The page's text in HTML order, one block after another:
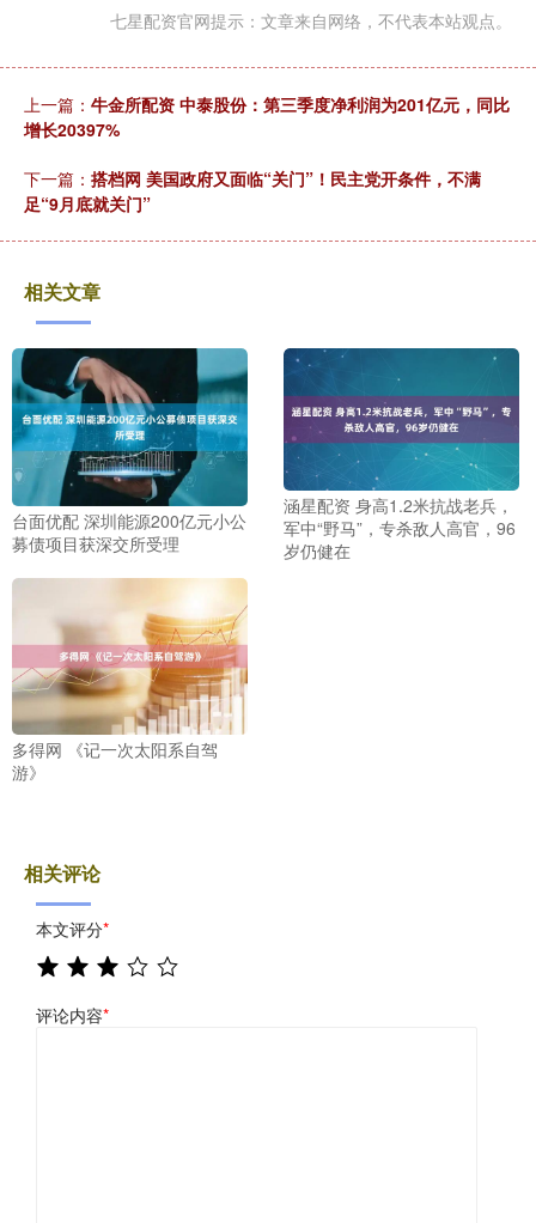
七星配资官网提示：文章来自网络，不代表本站观点。
上一篇： 牛金所配资 中泰股份：第三季度净利润为201亿元，同比
增长20397%
下一篇： 搭档网 美国政府又面临“关门”！民主党开条件，不满
足“9月底就关门”
相关文章
台面优配 深圳能源200亿元小公
募债项目获深交所受理
涵星配资 身高1.2米抗战老兵，
军中“野马”，专杀敌人高官，96
岁仍健在
多得网 《记一次太阳系自驾
游》
相关评论
本文评分*
评论内容*